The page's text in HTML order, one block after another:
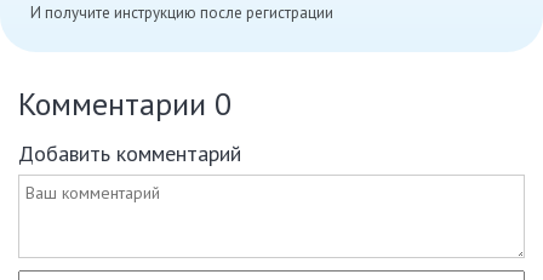
И получите инструкцию после регистрации
Комментарии 0
Добавить комментарий